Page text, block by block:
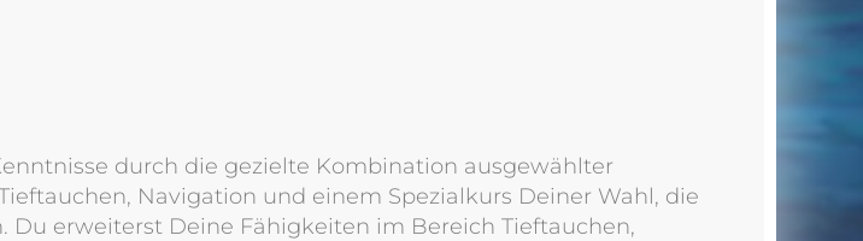
durch die gezielte Kombination ausgewählter
Navigation und einem Spezialkurs Deiner Wahl, die
erweiterst Deine Fähigkeiten im Bereich Tieftauchen,